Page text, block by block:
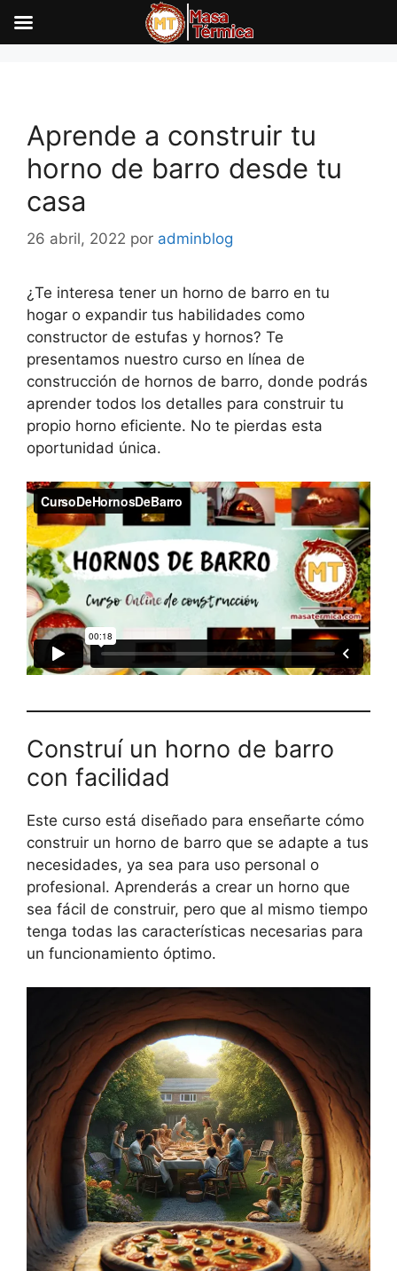
Aprende a construir tu
horno de barro desde tu
casa
26 abril, 2022 por adminblog
¿Te interesa tener un horno de barro en tu
hogar o expandir tus habilidades como
constructor de estufas y hornos? Te
presentamos nuestro curso en línea de
construcción de hornos de barro, donde podrás
aprender todos los detalles para construir tu
propio horno eficiente. No te pierdas esta
oportunidad única.
Construí un horno de barro
con facilidad
Este curso está diseñado para enseñarte cómo
construir un horno de barro que se adapte a tus
necesidades, ya sea para uso personal o
profesional. Aprenderás a crear un horno que
sea fácil de construir, pero que al mismo tiempo
tenga todas las características necesarias para
un funcionamiento óptimo.